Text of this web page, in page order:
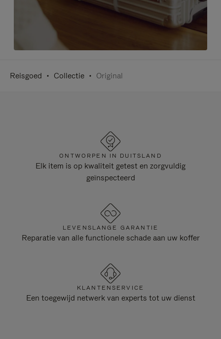
Reisgoed Collectie Original
ONTWORPEN IN DUITSLAND
Elk item is op kwaliteit getest en zorgvuldig
geïnspecteerd
LEVENSLANGE GARANTIE
Reparatie van alle functionele schade aan uw koffer
KLANTENSERVICE
Een toegewijd netwerk van experts tot uw dienst